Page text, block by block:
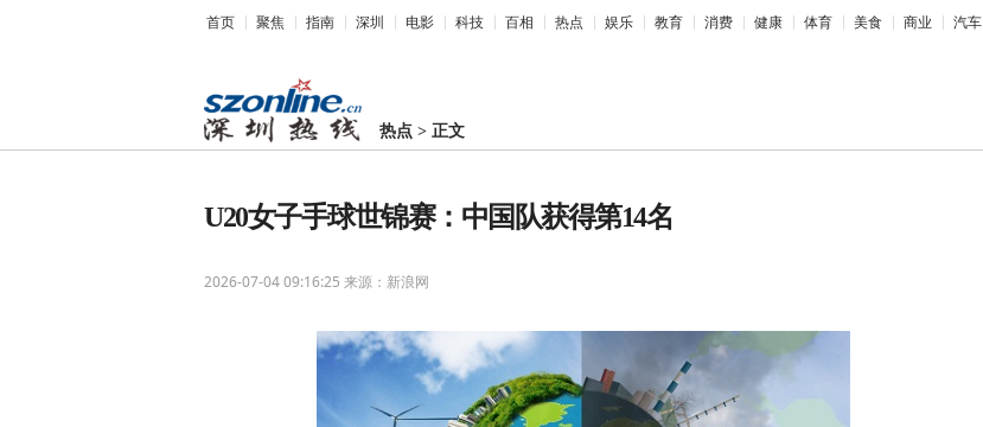
首页 聚焦 指南 深圳 电影 科技 百相 热点 娱乐 教育 消费 健康 体育 美食 商业 汽车
热点 >正文
U20女子手球世锦赛：中国队获得第14名
2026-07-04 09:16:25 来源：新浪网